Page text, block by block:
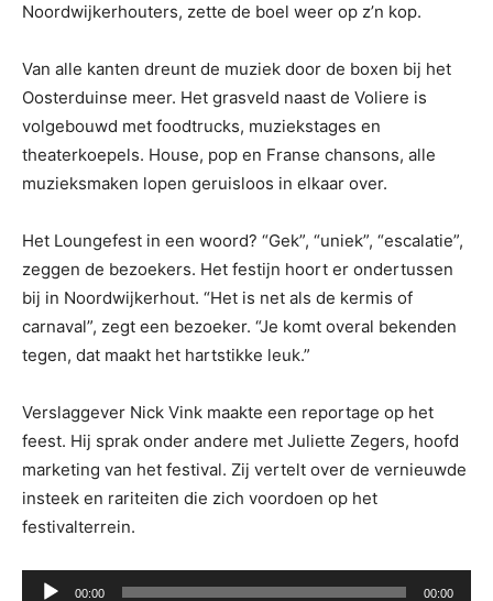
Noordwijkerhouters, zette de boel weer op z’n kop.
Van alle kanten dreunt de muziek door de boxen bij het
Oosterduinse meer. Het grasveld naast de Voliere is
volgebouwd met foodtrucks, muziekstages en
theaterkoepels. House, pop en Franse chansons, alle
muzieksmaken lopen geruisloos in elkaar over.
Het Loungefest in een woord? “Gek”, “uniek”, “escalatie”,
zeggen de bezoekers. Het festijn hoort er ondertussen
bij in Noordwijkerhout. “Het is net als de kermis of
carnaval”, zegt een bezoeker. “Je komt overal bekenden
tegen, dat maakt het hartstikke leuk.”
Verslaggever Nick Vink maakte een reportage op het
feest. Hij sprak onder andere met Juliette Zegers, hoofd
marketing van het festival. Zij vertelt over de vernieuwde
insteek en rariteiten die zich voordoen op het
festivalterrein.
Audiospeler
00:00 00:00